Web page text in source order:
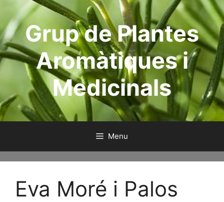
contentGrup de Plantes
Aromàtiques i
Medicinals
Menu
Eva Moré i Palos